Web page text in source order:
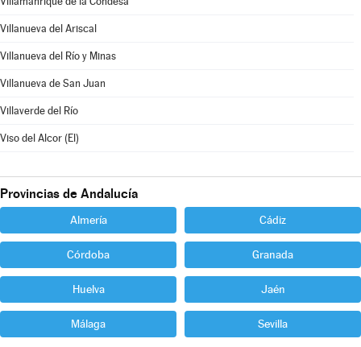
Villanueva del Ariscal
Villanueva del Río y Minas
Villanueva de San Juan
Villaverde del Río
Viso del Alcor (El)
Provincias de Andalucía
Almería Cádiz
Córdoba Granada
Huelva Jaén
Málaga Sevilla